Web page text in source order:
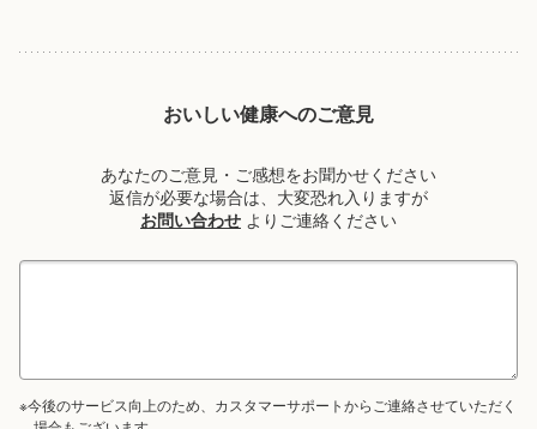
おいしい健康へのご意見
あなたのご意見・ご感想をお聞かせください
返信が必要な場合は、大変恐れ入りますが
お問い合わせ よりご連絡ください
※今後のサービス向上のため、カスタマーサポートからご連絡させていただく